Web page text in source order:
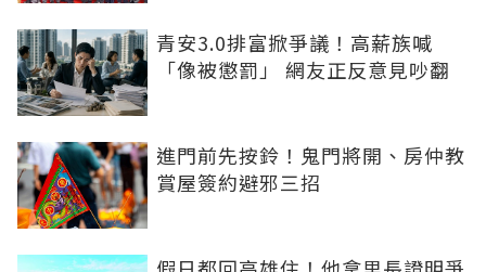
青安3.0排富掀爭議！高薪族喊
「像被懲罰」 網友正反意見吵翻
進門前先按鈴！鬼門將開、房仲教
賞屋簽約避邪三招